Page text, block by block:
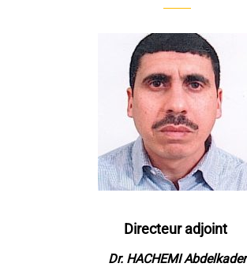
Directeur adjoint
Dr. HACHEMI Abdelkader